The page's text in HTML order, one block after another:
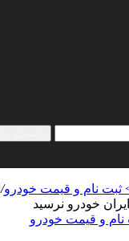
> ثبت نام و قیمت خودرو/
خودرو نرسید
نام و قیمت خودرو